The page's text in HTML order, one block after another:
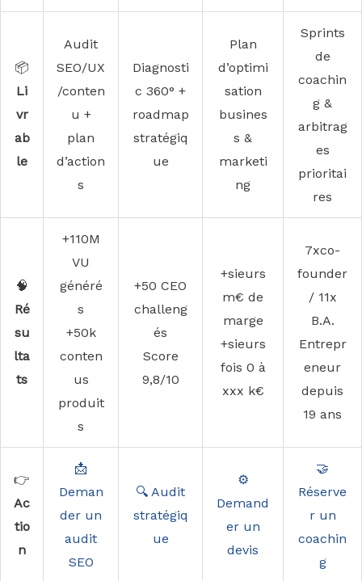
📦
Li
vr
ab
le
Audit
SEO/UX
/conten
u +
plan
d’action
s
Diagnosti
c 360° +
roadmap
stratégiq
ue
Plan
d’optimi
sation
busines
s &
marketi
ng
Sprints
de
coachin
g &
arbitrag
es
prioritai
res
🧠
Ré
su
lta
ts
+110M
VU
généré
s
+50k
conten
us
produit
s
+50 CEO
challeng
és
Score
9,8/10
+sieurs
m€ de
marge
+sieurs
fois 0 à
xxx k€
7xco-
founder
/ 11x
B.A.
Entrepr
eneur
depuis
19 ans
👉
Ac
tio
n
📩
Deman
der un
audit
SEO
🔍 Audit
stratégiq
ue
⚙️
Demand
er un
devis
🤝
Réserve
r un
coachin
g